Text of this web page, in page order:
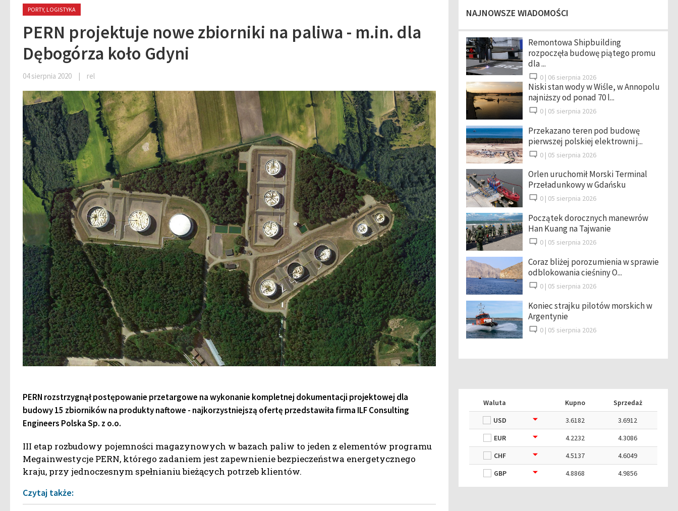
PORTY, LOGISTYKA
PERN projektuje nowe zbiorniki na paliwa - m.in. dla
Dębogórza koło Gdyni
04 sierpnia 2020 | rel
PERN rozstrzygnął postępowanie przetargowe na wykonanie kompletnej dokumentacji projektowej dla
budowy 15 zbiorników na produkty naftowe - najkorzystniejszą ofertę przedstawiła firma ILF Consulting
Engineers Polska Sp. z o.o.
III etap rozbudowy pojemności magazynowych w bazach paliw to jeden z elementów programu
Megainwestycje PERN, którego zadaniem jest zapewnienie bezpieczeństwa energetycznego
kraju, przy jednoczesnym spełnianiu bieżących potrzeb klientów.
Czytaj także:
NAJNOWSZE WIADOMOŚCI
Remontowa Shipbuilding
rozpoczęła budowę piątego promu
dla ...
0 | 06 sierpnia 2026
Niski stan wody w Wiśle, w Annopolu
najniższy od ponad 70 l...
0 | 05 sierpnia 2026
Przekazano teren pod budowę
pierwszej polskiej elektrowni j...
0 | 05 sierpnia 2026
Orlen uruchomił Morski Terminal
Przeładunkowy w Gdańsku
0 | 05 sierpnia 2026
Początek dorocznych manewrów
Han Kuang na Tajwanie
0 | 05 sierpnia 2026
Coraz bliżej porozumienia w sprawie
odblokowania cieśniny O...
0 | 05 sierpnia 2026
Koniec strajku pilotów morskich w
Argentynie
0 | 05 sierpnia 2026
Waluta Kupno
Sprzedaż
USD
3.6182
3.6912
EUR
4.2232
4.3086
CHF
4.5137
4.6049
GBP
4.8868 4.9856